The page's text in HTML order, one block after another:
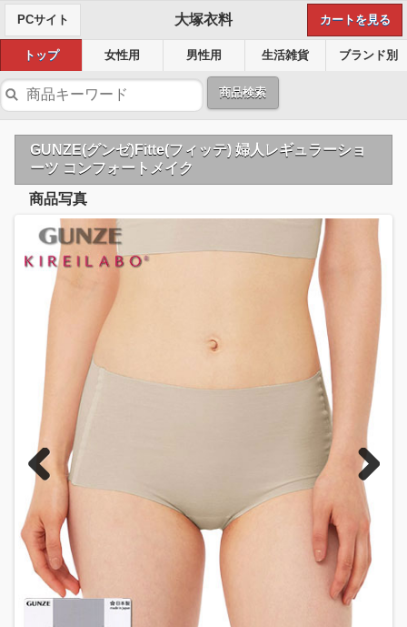
PCサイト 大塚衣料 カートを見る
トップ 女性用 男性用 生活雑貨 ブランド別
商品検索
GUNZE(グンゼ)Fitte(フィッテ) 婦人レギュラーショ
ーツ コンフォートメイク
商品写真
Previous Next